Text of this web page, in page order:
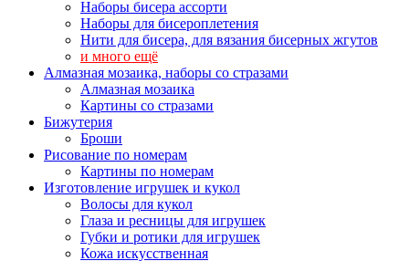
Наборы бисера ассорти
Наборы для бисероплетения
Нити для бисера, для вязания бисерных жгутов
и много ещё
Алмазная мозаика, наборы со стразами
Алмазная мозаика
Картины co стразами
Бижутерия
Броши
Рисование по номерам
Картины по номерам
Изготовление игрушек и кукол
Волосы для кукол
Глаза и ресницы для игрушек
Губки и ротики для игрушек
Кожа искусственная